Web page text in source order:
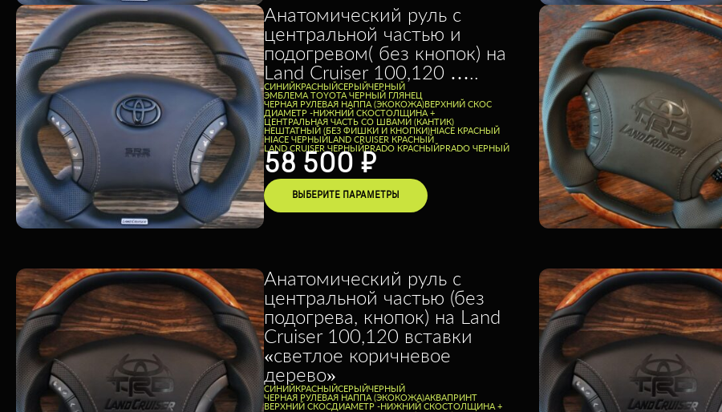
Анатомический руль с
центральной частью и
подогревом( без кнопок) на
Land Cruiser 100,120 …..
CИНИЙКРАСНЫЙСЕРЫЙЧЕРНЫЙ
ЭМБЛЕМА TOYOTA ЧЕРНЫЙ ГЛЯНЕЦ
ЧЕРНАЯ РУЛЕВАЯ НАППА (ЭКОКОЖА)ВЕРХНИЙ СКОС
ДИАМЕТР -НИЖНИЙ СКОСТОЛЩИНА +
ЦЕНТРАЛЬНАЯ ЧАСТЬ СО ШВАМИ (КАНТИК)
НЕШТАТНЫЙ (БЕЗ ФИШКИ И КНОПКИ)HIACE КРАСНЫЙ
HIACE ЧЕРНЫЙLAND CRUISER КРАСНЫЙ
LAND CRUISER ЧЕРНЫЙPRADO КРАСНЫЙPRADO ЧЕРНЫЙ
58 500 ₽
ВЫБЕРИТЕ ПАРАМЕТРЫ
Анатомический руль с
центральной частью (без
подогрева, кнопок) на Land
Cruiser 100,120 вставки
«светлое коричневое
дерево»
CИНИЙКРАСНЫЙСЕРЫЙЧЕРНЫЙ
ЧЕРНАЯ РУЛЕВАЯ НАППА (ЭКОКОЖА)АКВАПРИНТ
ВЕРХНИЙ СКОСДИАМЕТР -НИЖНИЙ СКОСТОЛЩИНА +